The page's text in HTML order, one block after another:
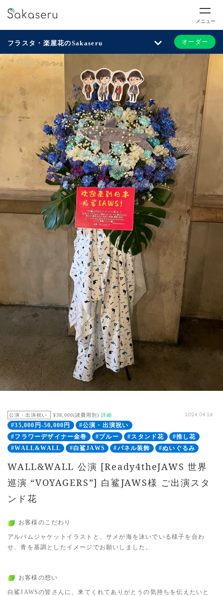
メニュー
フラスタ・楽屋花のSakaseru オーダー
公演・出演祝い ¥38,000(諸費用別) 詳細 2024.04.24
#35,000円-50,000円
#公演・出演祝い
#フラワーデザイナー金巻
#ブルー #スタンド花
#推し花
#WALL&WALL
#白鲨JAWS #パネル装飾 #ぬいぐるみ
WALL&WALL 公演 [Ready4theJAWS 世界
巡演 “VOYAGERS”] 白鲨JAWS様 ご出演スタ
ンド花
お客様のこだわり
アルバムジャケットイラストと、サメが海を泳いでいる様子を合わ
せ、青を基調としたイメージでお願いしました。
お客様の想い
白鲨JAWSの皆さんに、来てくれてありがとうの気持ちを伝えたいと